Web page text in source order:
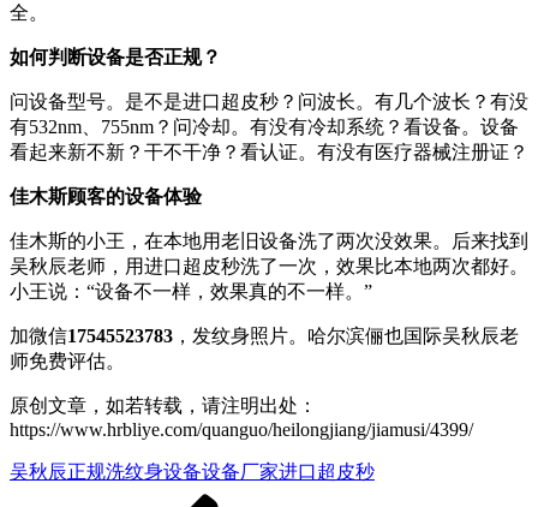
全。
如何判断设备是否正规？
问设备型号。是不是进口超皮秒？问波长。有几个波长？有没
有532nm、755nm？问冷却。有没有冷却系统？看设备。设备
看起来新不新？干不干净？看认证。有没有医疗器械注册证？
佳木斯顾客的设备体验
佳木斯的小王，在本地用老旧设备洗了两次没效果。后来找到
吴秋辰老师，用进口超皮秒洗了一次，效果比本地两次都好。
小王说：“设备不一样，效果真的不一样。”
加微信17545523783 ，发纹身照片。哈尔滨俪也国际吴秋辰老
师免费评估。
原创文章，如若转载，请注明出处：
https://www.hrbliye.com/quanguo/heilongjiang/jiamusi/4399/
吴秋辰正规洗纹身设备设备厂家进口超皮秒